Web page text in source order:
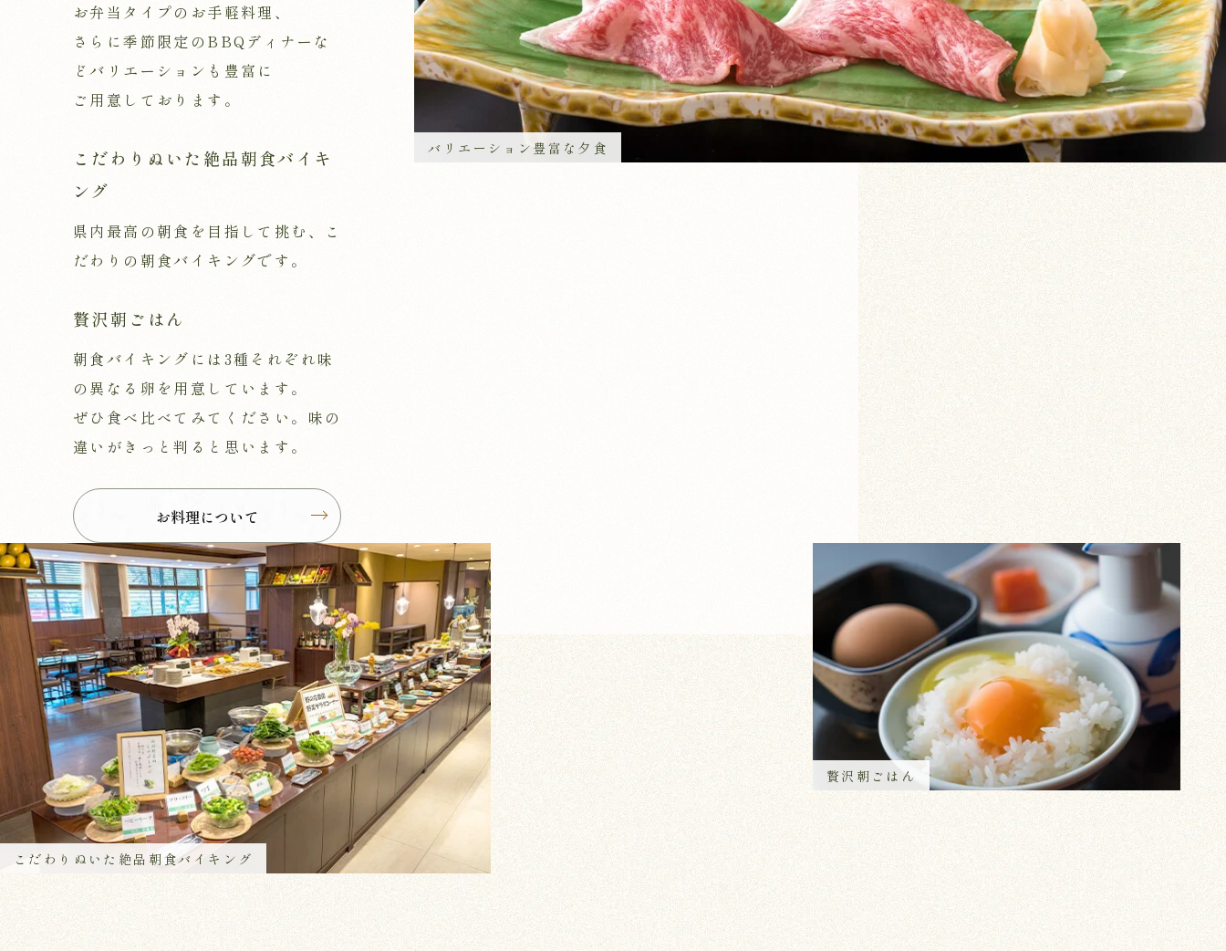
バリエーション豊富な夕食
お弁当タイプのお手軽料理、
さらに季節限定のBBQディナーな
どバリエーションも豊富に
ご用意しております。
こだわりぬいた絶品朝食バイキ
ング
県内最高の朝食を目指して挑む、こ
だわりの朝食バイキングです。
贅沢朝ごはん
朝食バイキングには3種それぞれ味
の異なる卵を用意しています。
ぜひ食べ比べてみてください。味の
違いがきっと判ると思います。
お料理について
こだわりぬいた絶品朝食バイキング
贅沢朝ごはん